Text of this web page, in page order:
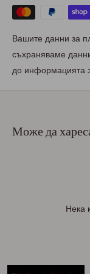
Вашите данни за
съхраняваме
до информацията
Може да
Нека